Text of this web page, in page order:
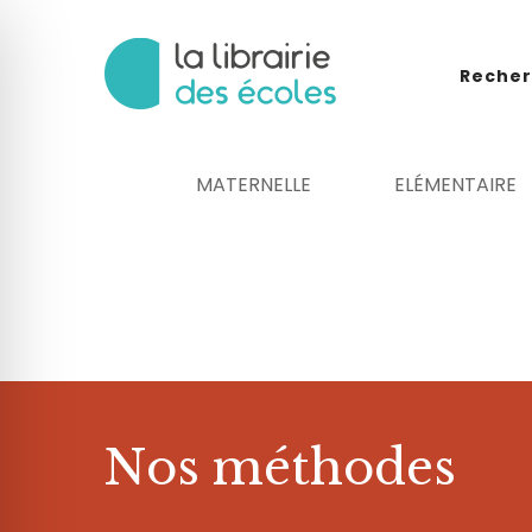
MATERNELLE ELÉMENTAIRE
Nos méthodes